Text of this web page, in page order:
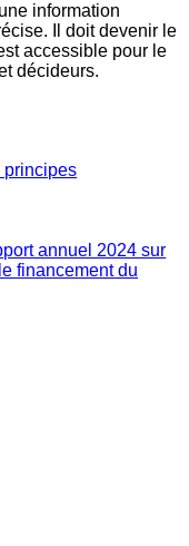
information
Il doit devenir le
accessible pour le
décideurs.
principes
annuel 2024 sur
financement du